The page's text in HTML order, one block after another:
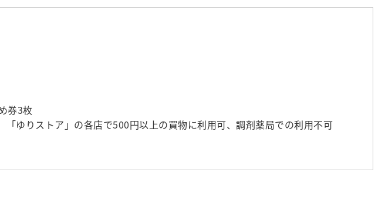
券3枚
ゆりストア」の各店で500円以上の買物に利用可、調剤薬局での利用不可